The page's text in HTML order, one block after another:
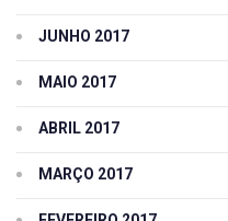
JUNHO 2017
MAIO 2017
ABRIL 2017
MARÇO 2017